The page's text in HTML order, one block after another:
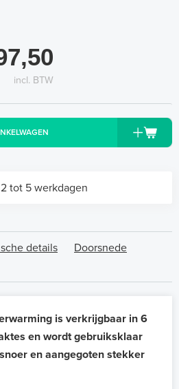
incl. BTW
2 tot 5 werkdagen
details
Doorsnede
is verkrijgbaar in 6
en wordt gebruiksklaar
en aangegoten stekker